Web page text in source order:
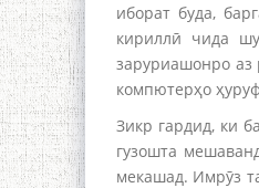
иборат буда,
кириллӣ чида
заруриашонро аз
компютерҳо
Зикр гардид, ки
гузошта
мекашад. Имрӯз